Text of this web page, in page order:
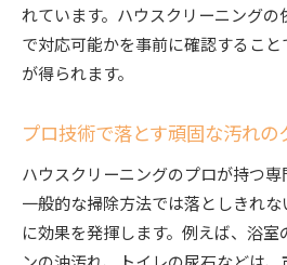
れています。ハウスクリーニング
で対応可能かを事前に確認するこ
が得られます。
プロ技術で落とす頑固な汚れ
ハウスクリーニングのプロが持つ
一般的な掃除方法では落としきれ
に効果を発揮します。例えば、浴